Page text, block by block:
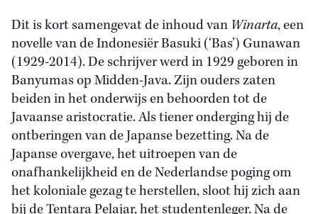
Dit is kort samengevat de inhoud van Winarta, een
novelle van de Indonesiër Basuki (‘Bas’) Gunawan
(1929-2014). De schrijver werd in 1929 geboren in
Banyumas op Midden-Java. Zijn ouders zaten
beiden in het onderwijs en behoorden tot de
Javaanse aristocratie. Als tiener onderging hij de
ontberingen van de Japanse bezetting. Na de
Japanse overgave, het uitroepen van de
onafhankelijkheid en de Nederlandse poging om
het koloniale gezag te herstellen, sloot hij zich aan
bij de Tentara Pelajar, het studentenleger. Na de